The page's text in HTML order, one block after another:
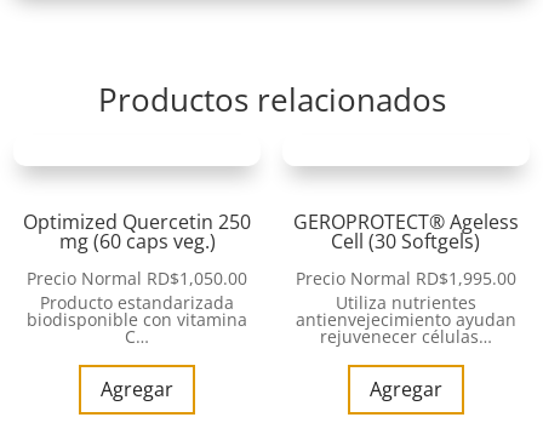
Productos relacionados
Optimized Quercetin 250
mg (60 caps veg.)
Precio Normal RD$1,050.00
Producto estandarizada
biodisponible con vitamina
C…
Agregar
GEROPROTECT® Ageless
Cell (30 Softgels)
Precio Normal RD$1,995.00
Utiliza nutrientes
antienvejecimiento ayudan
rejuvenecer células…
Agregar